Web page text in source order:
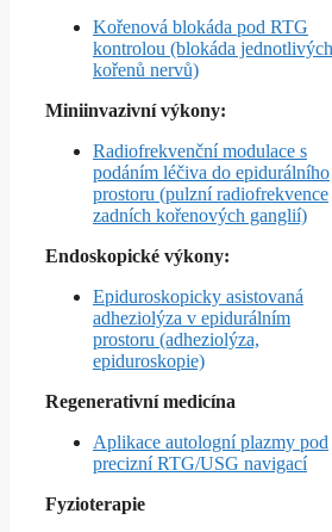
Kořenová blokáda pod RTG
kontrolou (blokáda jednotlivých
kořenů nervů)
Miniinvazivní výkony:
Radiofrekvenční modulace s
podáním léčiva do epidurálního
prostoru (pulzní radiofrekvence
zadních kořenových ganglií)
Endoskopické výkony:
Epiduroskopicky asistovaná
adheziolýza v epidurálním
prostoru (adheziolýza,
epiduroskopie)
Regenerativní medicína
Aplikace autologní plazmy pod
precizní RTG/USG navigací
Fyzioterapie